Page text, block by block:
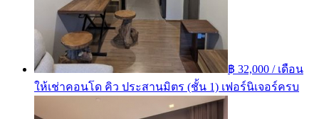
฿ 32,000 / เดือน
ให้เช่าคอนโด คิว ประสานมิตร (ชั้น 1) เฟอร์นิเจอร์ครบ